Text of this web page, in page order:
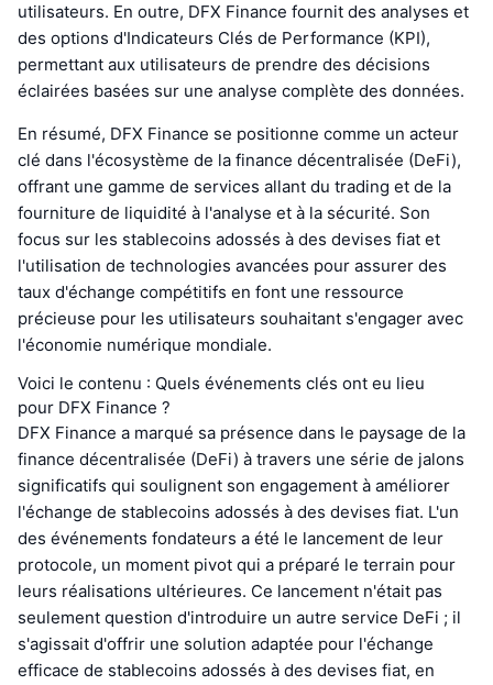
utilisateurs. En outre, DFX Finance fournit des analyses et
des options d'Indicateurs Clés de Performance (KPI),
permettant aux utilisateurs de prendre des décisions
éclairées basées sur une analyse complète des données.
En résumé, DFX Finance se positionne comme un acteur
clé dans l'écosystème de la finance décentralisée (DeFi),
offrant une gamme de services allant du trading et de la
fourniture de liquidité à l'analyse et à la sécurité. Son
focus sur les stablecoins adossés à des devises fiat et
l'utilisation de technologies avancées pour assurer des
taux d'échange compétitifs en font une ressource
précieuse pour les utilisateurs souhaitant s'engager avec
l'économie numérique mondiale.
Voici le contenu : Quels événements clés ont eu lieu
pour DFX Finance ?
DFX Finance a marqué sa présence dans le paysage de la
finance décentralisée (DeFi) à travers une série de jalons
significatifs qui soulignent son engagement à améliorer
l'échange de stablecoins adossés à des devises fiat. L'un
des événements fondateurs a été le lancement de leur
protocole, un moment pivot qui a préparé le terrain pour
leurs réalisations ultérieures. Ce lancement n'était pas
seulement question d'introduire un autre service DeFi ; il
s'agissait d'offrir une solution adaptée pour l'échange
efficace de stablecoins adossés à des devises fiat, en